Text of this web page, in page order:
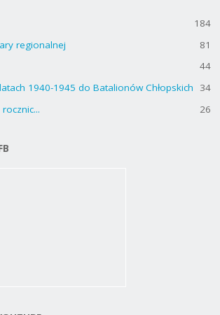
184
regionalnej
81
44
1940-1945 do Batalionów Chłopskich
34
26